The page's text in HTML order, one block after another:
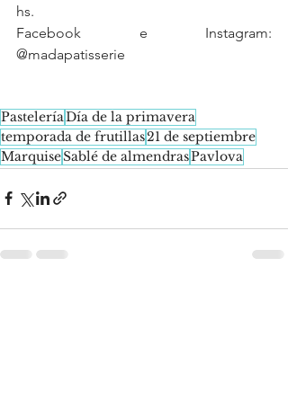
hs.
Facebook e Instagram:
@madapatisserie
PasteleríaDía de la primavera
temporada de frutillas21 de septiembre
MarquiseSablé de almendrasPavlova